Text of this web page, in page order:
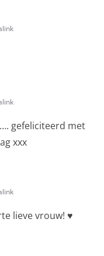
gefeliciteerd met
xxx
lieve vrouw! ♥️